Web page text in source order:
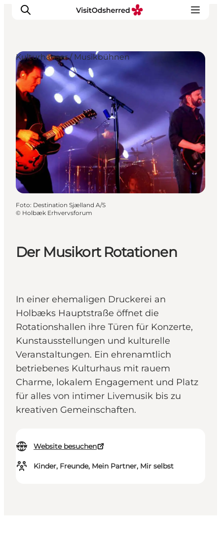
Events
Erlebnisse
Essen
Unterkünfte
Nützliches
Der Musikort Rotationen
In einer ehemaligen Druckerei an
Holbæks Hauptstraße öffnet die
Rotationshallen ihre Türen für Konzerte,
Kunstausstellungen und kulturelle
Veranstaltungen. Ein ehrenamtlich
betriebenes Kulturhaus mit rauem
Charme, lokalem Engagement und Platz
für alles von intimer Livemusik bis zu
kreativen Gemeinschaften.
Website besuchen
Kinder, Freunde, Mein Partner, Mir selbst
Kulturhäuser / Musikbühnen
Foto: Destination Sjælland A/S
© Holbæk Erhvervsforum